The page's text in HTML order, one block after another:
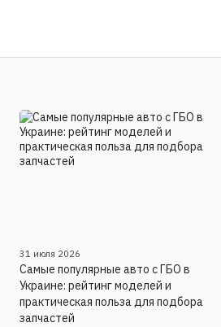
31 июля 2026
Самые популярные авто с ГБО в
Украине: рейтинг моделей и
практическая польза для подбора
запчастей